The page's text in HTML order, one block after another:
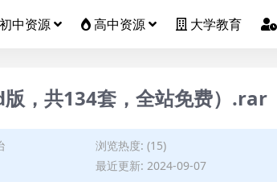
初中资源 高中资源 大学教育
，共134套，全站免费）.rar
浏览热度: (15)
最近更新: 2024-09-07